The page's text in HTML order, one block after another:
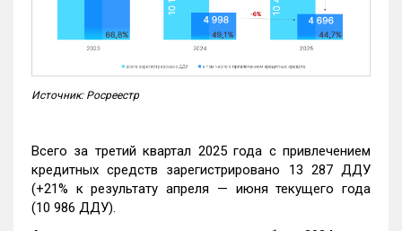
Источник: Росреестр
Всего за третий квартал 2025 года с привлечением
кредитных средств зарегистрировано 13 287 ДДУ
(+21% к результату апреля — июня текущего года
(10 986 ДДУ).